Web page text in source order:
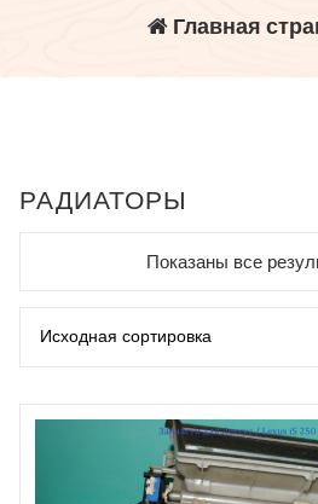
Главная
РАДИАТОРЫ
Показаны все